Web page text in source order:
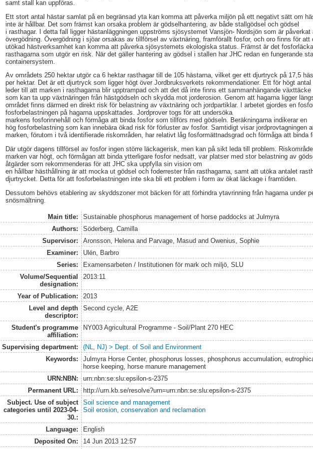
samt stall kan uppföras.
Ett stort antal hästar samlat på en begränsad yta kan komma att påverka miljön på ett negativt sätt om
inte är hållbar. Det som främst kan orsaka problem är gödselhantering, av både stallgödsel och gödsel
i rasthagar. I detta fall ligger hästanläggningen uppströms sjösystemet Vansjön- Nordsjön som är påverkat
övergödning. Övergödning i sjöar orsakas av tillförsel av växtnäring, framförallt fosfor, och oro finns för att
utökad hästverksamhet kan komma att påverka sjösystemets ekologiska status. Främst är det
rasthagarna som utgör en risk. När det gäller hantering av gödsel i stallen har JHC redan en fungerande
containersystem.
Av områdets 250 hektar utgör ca 6 hektar rasthagar till de 105 hästarna, vilket ger ett djurtryck på 17,5
per hektar. Det är ett djurtryck som ligger högt över Jordbruksverkets rekommendationer. Ett för högt antal
leder till att marken i rasthagarna blir upptrampad och att det då inte finns ett sammanhängande växttäcke
som kan ta upp växtnäringen från hästgödseln och skydda mot jorderosion. Genom att hagarna ligger
området finns därmed en direkt risk för belastning av växtnäring och jordpartiklar. I arbetet gjordes en
fosforbelastningen på hagarna uppskattades. Jordprover togs för att undersöka
markens fosforinnehåll och förmåga att binda fosfor som tillförs med gödseln. Beräkningarna indikerar en
hög fosforbelastning som kan innebära ökad risk för förluster av fosfor. Samtidigt visar jordprovtagningen
marken, förutom i två identifierade riskområden, har relativt låg fosformättnadsgrad och förmåga att binda
Där utgör dagens tillförsel av fosfor ingen större läckagerisk, men kan på sikt leda till problem.
marken var högt, och förmågan att binda ytterligare fosfor nedsatt, var platser med stor belastning av
åtgärder som rekommenderas för att JHC ska uppfylla sin vision om
en hållbar hästhållning är att mocka ut gödsel och foderrester från rasthagarna, samt att utöka antalet
djurtrycket. Detta för att fosforbelastningen inte ska bli ett problem i form av ökat läckage i framtiden.
Dessutom behövs etablering av skyddszoner mot bäcken för att förhindra ytavrinning från hagarna under
snösmältning.
Main title:
Sustainable phosphorus management of horse paddocks at Julmyra
Authors:
Söderberg, Camilla
Supervisor:
Aronsson, Helenaand Parvage, Masudand Owenius, Sophie
Examiner:
Ulén, Barbro
Series:
Examensarbeten / Institutionen för mark och miljö, SLU
Volume/Sequential
designation:
2013:11
Year of Publication:
2013
Level and depth
descriptor:
Second cycle, A2E
Student's programme
affiliation:
NY003 Agricultural Programme - Soil/Plant 270 HEC
Supervising department:
(NL, NJ) > Dept. of Soil and Environment
Keywords:
Julmyra Horse Center, phosphorus losses, phosphorus accumulation,
horse keeping, horse manure management
URN:NBN:
urn:nbn:se:slu:epsilon-s-2375
Permanent URL:
http://urn.kb.se/resolve?urn=urn:nbn:se:slu:epsilon-s-2375
Subject. Use of subject
categories until 2023-04-
30.:
Soil science and management
Soil erosion, conservation and reclamation
Language:
English
Deposited On:
14 Jun 2013 12:57